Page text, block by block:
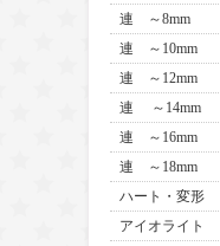
連 ～8mm
連 ～10mm
連 ～12mm
連 ～14mm
連 ～16mm
連 ～18mm
ハート・変形
アイオライト